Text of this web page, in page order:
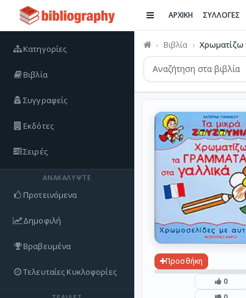
Κατηγορίες
Βιβλία
Συγγραφείς
Εκδότες
Σειρές
ΑΝΑΚΑΛΎΨΤΕ
Προτεινόμενα
Δημοφιλή
Βραβευμένα
Τελευταίες Κυκλοφορίες
ΑΡΧΙΚΗ ΣΥΛΛΟΓΕΣ
Βιβλία Χρωματίζω
Προσθήκη
0